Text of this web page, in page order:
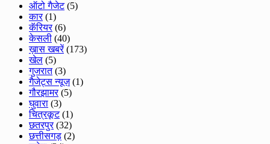
ऑटो गैजेट(5)
कार(1)
कॅरियर(6)
केसली (40)
ख़ास खबरें(173)
खेल (5)
गुजरात(3)
गैजेट्स न्यूज़(1)
गौरझामर(5)
घुवारा (3)
चित्रकूट(1)
छतरपुर(32)
छत्तीसगड़ (2)